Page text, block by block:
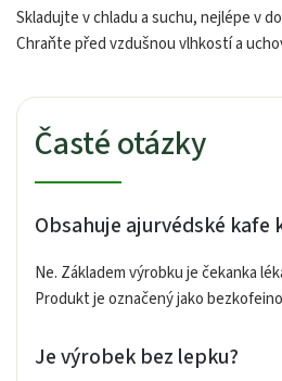
Skladujte v chladu a suchu, nejlépe v
Chraňte před vzdušnou vlhkostí a
Časté otázky
Obsahuje ajurvédské kafe
Ne. Základem výrobku je čekanka
Produkt je označený jako
Je výrobek bez lepku?